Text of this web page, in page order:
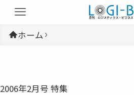
ホーム
2006年2月号 特集